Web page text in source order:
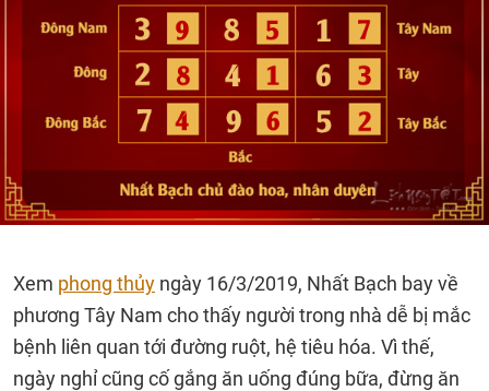
Xem phong thủy ngày 16/3/2019, Nhất Bạch bay về
phương Tây Nam cho thấy người trong nhà dễ bị mắc
bệnh liên quan tới đường ruột, hệ tiêu hóa. Vì thế,
ngày nghỉ cũng cố gắng ăn uống đúng bữa, đừng ăn